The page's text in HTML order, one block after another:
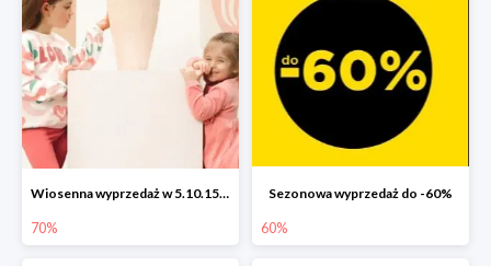
Wiosenna wyprzedaż w 5.10.15 do -70%
70%
Sezonowa wyprzedaż do -60%
60%